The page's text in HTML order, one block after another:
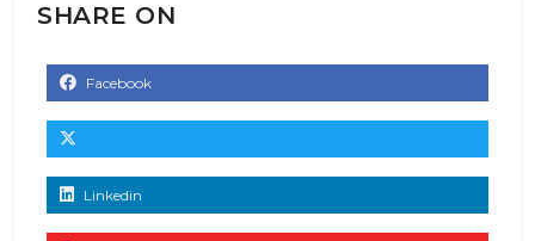
SHARE ON
Facebook
Linkedin